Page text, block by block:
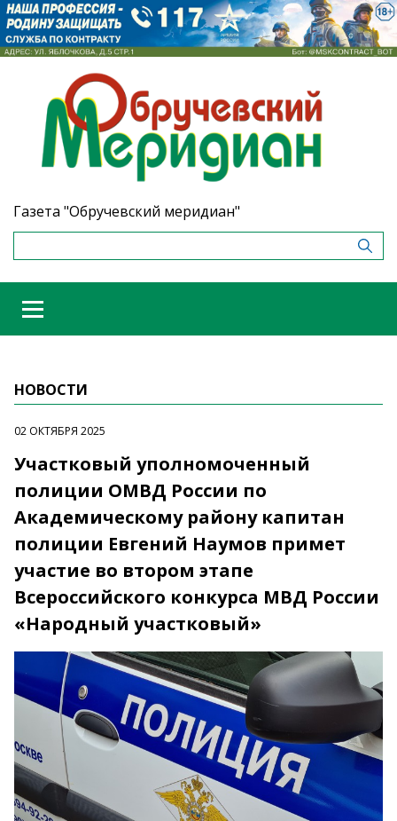
Газета "Обручевский меридиан"
НОВОСТИ
02 ОКТЯБРЯ 2025
Участковый уполномоченный
полиции ОМВД России по
Академическому району капитан
полиции Евгений Наумов примет
участие во втором этапе
Всероссийского конкурса МВД России
«Народный участковый»